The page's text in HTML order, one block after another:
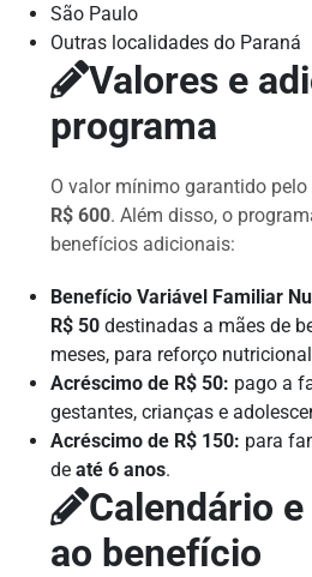
São Paulo
Outras localidades do Paraná
Valores e
programa
O valor mínimo garantido
R$ 600. Além disso, o
benefícios adicionais:
Benefício Variável Familiar
R$ 50 destinadas a mães de
meses, para reforço
Acréscimo de R$ 50: pago a
gestantes, crianças e
Acréscimo de R$ 150: para
deaté 6 anos.
Calendário
ao benefício